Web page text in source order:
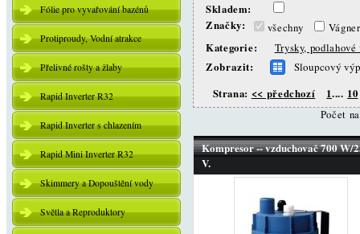
Fólie pro vyvařování bazénů
Protiproudy, Vodní atrakce
Přelivné rošty a žlaby
Rapid Inverter R32
Rapid Inverter s chlazením
Rapid Mini Inverter R32
Skimmery a Dopouštění vody
Světla a Reproduktory
Skladem:
Značky:
všechny
Kategorie:
Trysky,
Zobrazit:
Sloupcový
Strana: << předchozí 1.... 10
Počet
Kompresor -- vzduchovač 700 W/
V.